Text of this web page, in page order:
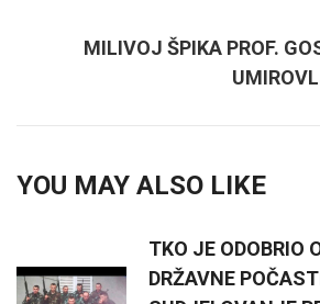
MILIVOJ ŠPIKA PROF.
YOU MAY ALSO LIKE
TKO JE ODOBRIO
DRŽAVNE